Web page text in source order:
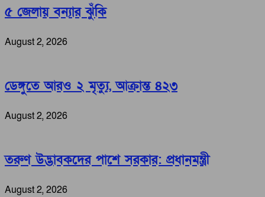
৫ জেলায় বন্যার ঝুঁকি
August 2, 2026
ডেঙ্গুতে আরও ২ মৃত্যু, আক্রান্ত ৪২৩
August 2, 2026
তরুণ উদ্ভাবকদের পাশে সরকার: প্রধানমন্ত্রী
August 2, 2026